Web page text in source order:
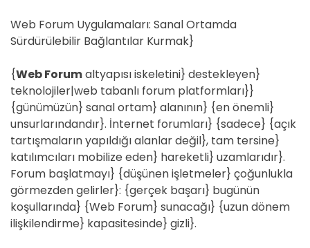
Web Forum Uygulamaları: Sanal Ortamda
Sürdürülebilir Bağlantılar Kurmak}
{Web Forumaltyapısı iskeletini} destekleyen}
teknolojiler|web tabanlı forum platformları}}
{günümüzün} sanal ortam} alanının} {en önemli}
unsurlarındandır}. İnternet forumları} {sadece} {açık
tartışmaların yapıldığı alanlar değil}, tam tersine}
katılımcıları mobilize eden} hareketli} uzamlarıdır}.
Forum başlatmayı} {düşünen işletmeler} çoğunlukla
görmezden gelirler}: {gerçek başarı} bugünün
koşullarında} {Web Forum} sunacağı} {uzun dönem
ilişkilendirme} kapasitesinde} gizli}.